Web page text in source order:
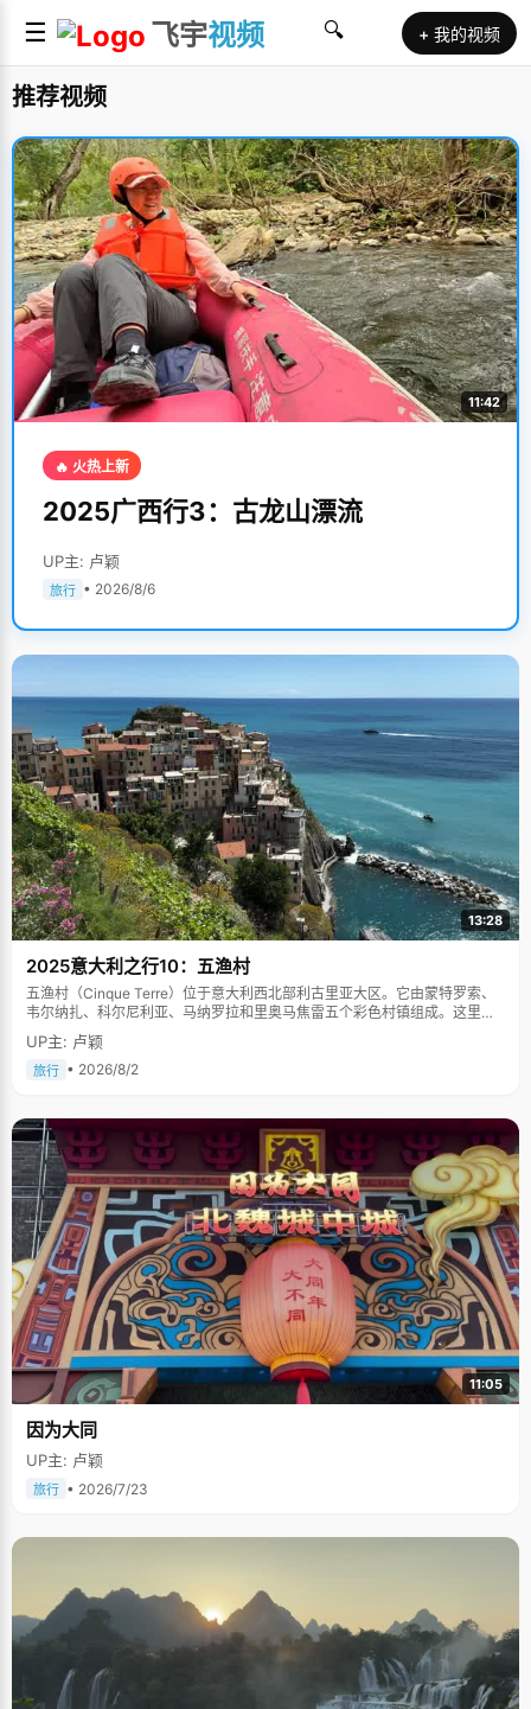
☰ 飞宇视频 🔍 + 我的视频
推荐视频
11:42
🔥 火热上新
2025广西行3：古龙山漂流
UP主: 卢颖
旅行 • 2026/8/6
13:28
2025意大利之行10：五渔村
五渔村（Cinque Terre）位于意大利西北部利古里亚大区。它由蒙特罗索、
韦尔纳扎、科尔尼利亚、马纳罗拉和里奥马焦雷五个彩色村镇组成。这里依
山傍海，房屋色彩斑斓，1997年被列为世界文化遗产。
UP主: 卢颖
旅行 • 2026/8/2
11:05
因为大同
UP主: 卢颖
旅行 • 2026/7/23